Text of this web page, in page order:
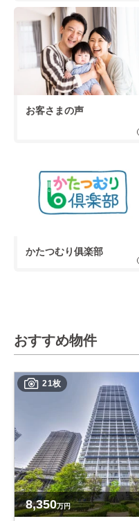
お客さまの声
かたつむり俱楽部
おすすめ物件
21枚
8,350万円